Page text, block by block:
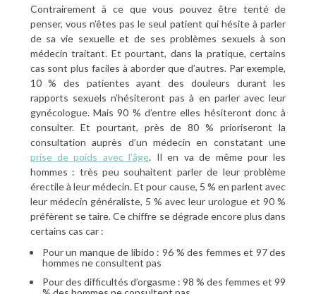
Contrairement à ce que vous pouvez être tenté de
penser, vous n’êtes pas le seul patient qui hésite à parler
de sa vie sexuelle et de ses problèmes sexuels à son
médecin traitant. Et pourtant, dans la pratique, certains
cas sont plus faciles à aborder que d’autres. Par exemple,
10 % des patientes ayant des douleurs durant les
rapports sexuels n’hésiteront pas à en parler avec leur
gynécologue. Mais 90 % d’entre elles hésiteront donc à
consulter. Et pourtant, près de 80 % prioriseront la
consultation auprès d’un médecin en constatant une
prise de poids avec l’âge. Il en va de même pour les
hommes : très peu souhaitent parler de leur problème
érectile à leur médecin. Et pour cause, 5 % en parlent avec
leur médecin généraliste, 5 % avec leur urologue et 90 %
préfèrent se taire. Ce chiffre se dégrade encore plus dans
certains cas car :
Pour un manque de libido : 96 % des femmes et 97 des
hommes ne consultent pas
Pour des difficultés d’orgasme : 98 % des femmes et 99